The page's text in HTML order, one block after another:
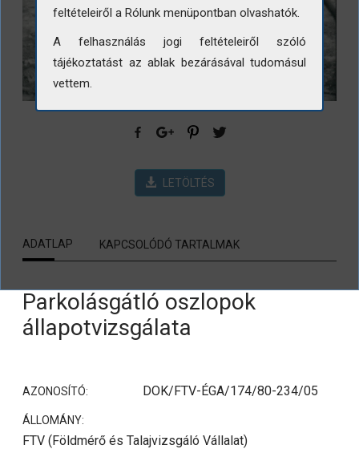
LETÖLTÉS
ADATLAP KAPCSOLÓDÓ TARTALMAK
Parkolásgátló oszlopok
állapotvizsgálata
AZONOSÍTÓ: DOK/FTV-ÉGA/174/80-234/05
ÁLLOMÁNY:
FTV (Földmérő és Talajvizsgáló Vállalat)
feltételeiről a Rólunk menüpontban olvashatók.
A felhasználás jogi feltételeiről szóló
tájékoztatást az ablak bezárásával tudomásul
vettem.